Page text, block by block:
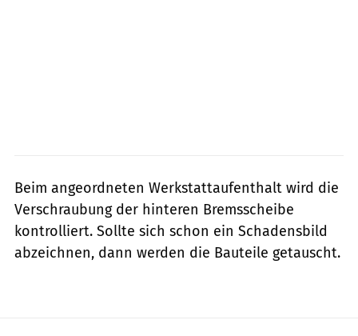
Beim angeordneten Werkstattaufenthalt wird die
Verschraubung der hinteren Bremsscheibe
kontrolliert. Sollte sich schon ein Schadensbild
abzeichnen, dann werden die Bauteile getauscht.